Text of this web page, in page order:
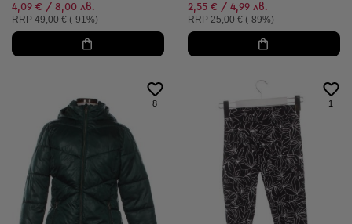
4,09 € / 8,00 лв.
Препоръчителна цена:
RRP 49,00 € (-91%)
2,55 € / 4,99 лв.
Препоръчителна цена:
RRP 25,00 € (-89%)
8 1